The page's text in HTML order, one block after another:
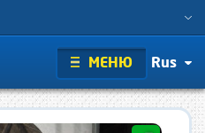
МЕНЮ Rus